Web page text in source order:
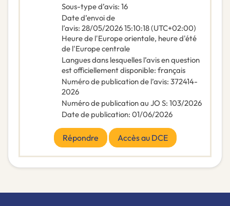
Sous-type d’avis: 16
Date d’envoi de
l’avis: 28/05/202615:10:18 (UTC+02:00)
Heure de l'Europe orientale, heure d'été
de l'Europe centrale
Langues dans lesquelles l’avis en question
est officiellement disponible: français
Numéro de publication de l’avis: 372414-
2026
Numéro de publication au JO S: 103/2026
Date de publication: 01/06/2026
Répondre Accès au DCE